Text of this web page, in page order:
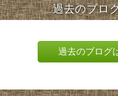
過去のブロ
過去のブログ